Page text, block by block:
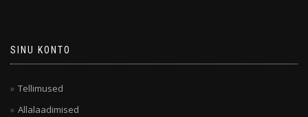
SINU KONTO
Tellimused
Allalaadimised